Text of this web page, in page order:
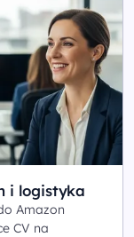
i logistyka
Amazon
CV na